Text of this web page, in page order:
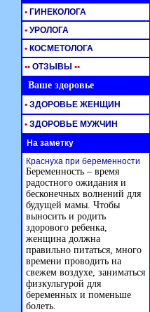
• ГИНЕКОЛОГА
• УРОЛОГА
• КОСМЕТОЛОГА
•• ОТЗЫВЫ ••
Ваше здоровье
• ЗДОРОВЬЕ ЖЕНЩИН
• ЗДОРОВЬЕ МУЖЧИН
На заметку
Краснуха при беременности
Беременность – время
радостного ожидания и
бесконечных волнений для
будущей мамы. Чтобы
выносить и родить
здорового ребенка,
женщина должна
правильно питаться, много
времени проводить на
свежем воздухе, заниматься
физкультурой для
беременных и поменьше
болеть.